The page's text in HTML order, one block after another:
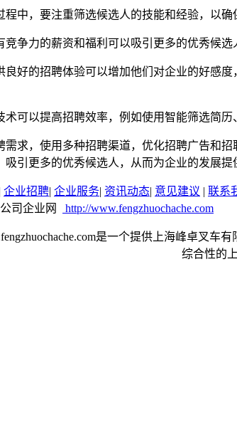
中，要注重筛选候选人的技能和经验，以
争力的薪资和福利可以吸引更多的优秀候
好的招聘体验可以增加他们对企业的好感
可以提高招聘效率，例如使用智能筛选简
需求，使用多种招聘渠道，优化招聘广告和
引更多的优秀候选人，从而为企业的发展提
企业招聘| 企业服务| 资讯动态| 意见建议 | 联系
司企业网
http://www.fengzhuochache.com
是一个提供上海峰卓叉
综合性的